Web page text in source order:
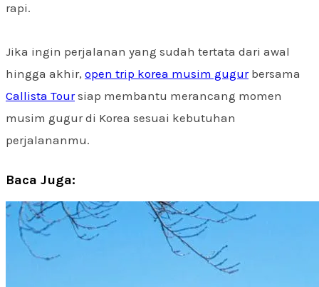
rapi.
Jika ingin perjalanan yang sudah tertata dari awal
hingga akhir, open trip korea musim gugurbersama
Callista Toursiap membantu merancang momen
musim gugur di Korea sesuai kebutuhan
perjalananmu.
Baca Juga: